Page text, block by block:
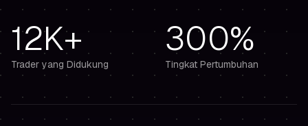
12K+
Trader yang Didukung
300%
Tingkat Pertumbuhan